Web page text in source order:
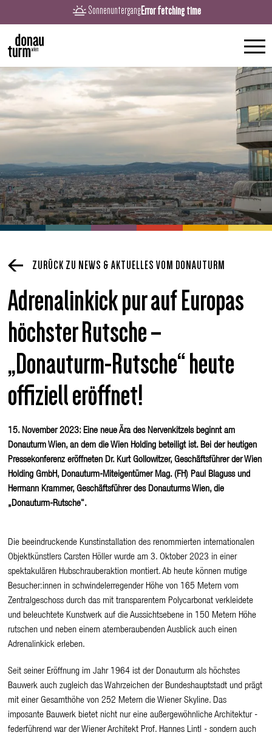
SonnenuntergangError fetching time
ZURÜCK ZU NEWS & AKTUELLES VOM DONAUTURM
Adrenalinkick pur auf Europas
höchster Rutsche –
„Donauturm-Rutsche“ heute
offiziell eröffnet!
15. November 2023: Eine neue Ära des Nervenkitzels beginnt am
Donauturm Wien, an dem die Wien Holding beteiligt ist. Bei der heutigen
Pressekonferenz eröffneten Dr. Kurt Gollowitzer, Geschäftsführer der Wien
Holding GmbH, Donauturm-Miteigentümer Mag. (FH) Paul Blaguss und
Hermann Krammer, Geschäftsführer des Donauturms Wien, die
„Donauturm-Rutsche".
Die beeindruckende Kunstinstallation des renommierten internationalen
Objektkünstlers Carsten Höller wurde am 3. Oktober 2023 in einer
spektakulären Hubschrauberaktion montiert. Ab heute können mutige
Besucher:innen in schwindelerregender Höhe von 165 Metern vom
Zentralgeschoss durch das mit transparentem Polycarbonat verkleidete
und beleuchtete Kunstwerk auf die Aussichtsebene in 150 Metern Höhe
rutschen und neben einem atemberaubenden Ausblick auch einen
Adrenalinkick erleben.
Seit seiner Eröffnung im Jahr 1964 ist der Donauturm als höchstes
Bauwerk auch zugleich das Wahrzeichen der Bundeshauptstadt und prägt
mit einer Gesamthöhe von 252 Metern die Wiener Skyline. Das
imposante Bauwerk bietet nicht nur eine außergewöhnliche Architektur -
federführend war der Wiener Architekt Prof. Hannes Lintl - sondern auch